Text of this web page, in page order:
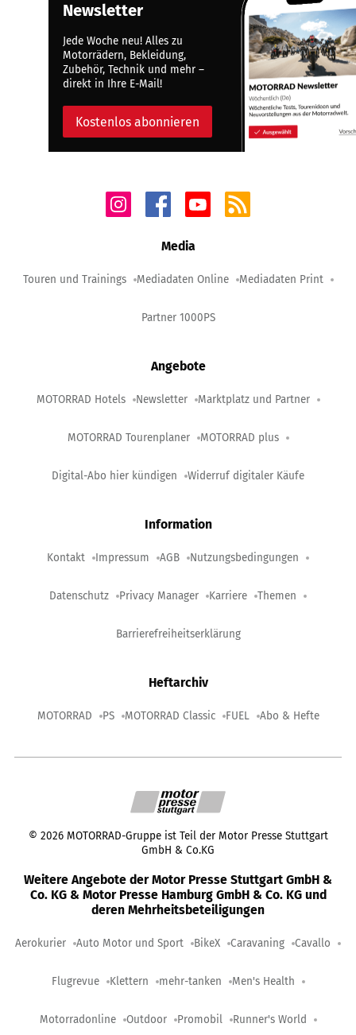
Newsletter
Jede Woche neu! Alles zu
Motorrädern, Bekleidung,
Zubehör, Technik und mehr –
direkt in Ihre E-Mail!
Kostenlos abonnieren
Media
Touren und Trainings Mediadaten Online Mediadaten Print
Partner 1000PS
Angebote
MOTORRAD Hotels Newsletter Marktplatz und Partner
MOTORRAD Tourenplaner MOTORRAD plus
Digital-Abo hier kündigen Widerruf digitaler Käufe
Information
Kontakt Impressum AGB Nutzungsbedingungen
Datenschutz Privacy Manager Karriere Themen
Barrierefreiheitserklärung
Heftarchiv
MOTORRAD PS MOTORRAD Classic FUEL Abo & Hefte
© 2026 MOTORRAD-Gruppe ist Teil der Motor Presse Stuttgart
GmbH & Co.KG
Weitere Angebote der Motor Presse Stuttgart GmbH &
Co. KG & Motor Presse Hamburg GmbH & Co. KG und
deren Mehrheitsbeteiligungen
Aerokurier Auto Motor und Sport BikeX Caravaning Cavallo
Flugrevue Klettern mehr-tanken Men's Health
Motorradonline Outdoor Promobil Runner's World